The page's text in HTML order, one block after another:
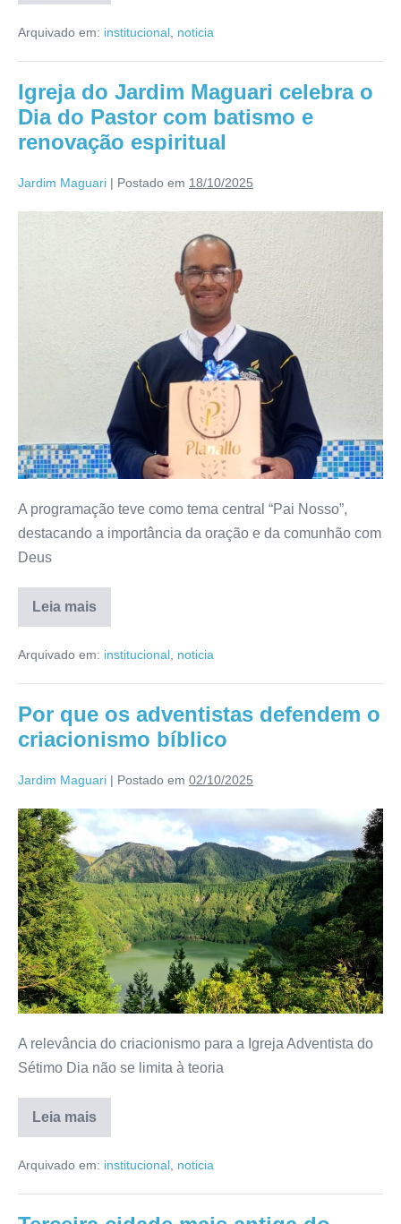
Arquivado em: institucional noticia
Igreja do Jardim Maguari celebra o
Dia do Pastor com batismo e
renovação espiritual
Jardim Maguari | Postado em 18/10/2025
A programação teve como tema central “Pai Nosso”,
destacando a importância da oração e da comunhão com
Deus
Leia mais
Arquivado em: institucional noticia
Por que os adventistas defendem o
criacionismo bíblico
Jardim Maguari | Postado em 02/10/2025
A relevância do criacionismo para a Igreja Adventista do
Sétimo Dia não se limita à teoria
Leia mais
Arquivado em: institucional, noticia